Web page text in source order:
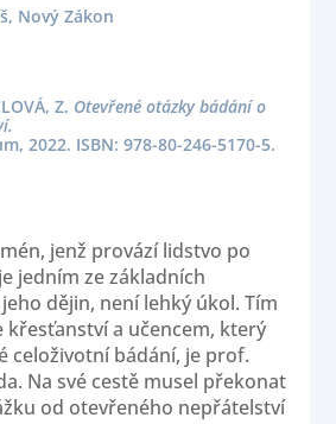
Nový Zákon
Z. Otevřené otázky bádání o
2022. ISBN: 978-80-246-5170-5.
jenž provází lidstvo po
jedním ze základních
dějin, není lehký úkol. Tím
křesťanství a učencem, který
celoživotní bádání, je prof.
Na své cestě musel překonat
od otevřeného nepřátelství